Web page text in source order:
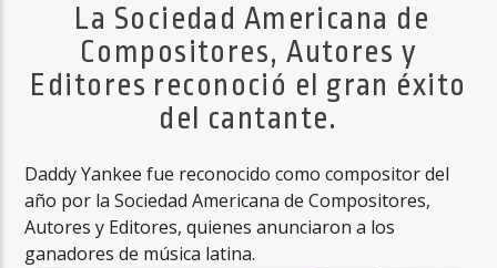
Haahil FM
La Sociedad Americana de
Compositores, Autores y
Editores reconoció el gran éxito
del cantante.
Daddy Yankee fue reconocido como compositor del
año por la Sociedad Americana de Compositores,
Autores y Editores, quienes anunciaron a los
ganadores de música latina.